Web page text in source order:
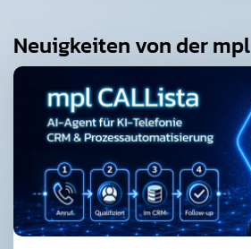
Neuigkeiten von der mpl